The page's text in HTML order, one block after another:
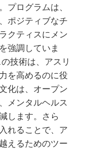
プログラムは、
ポジティブなチ
クティスにメン
強調していま
技術は、アスリ
を高めるのに役
化は、オープン
メンタルヘルス
します。さら
れることで、ア
えるためのツー